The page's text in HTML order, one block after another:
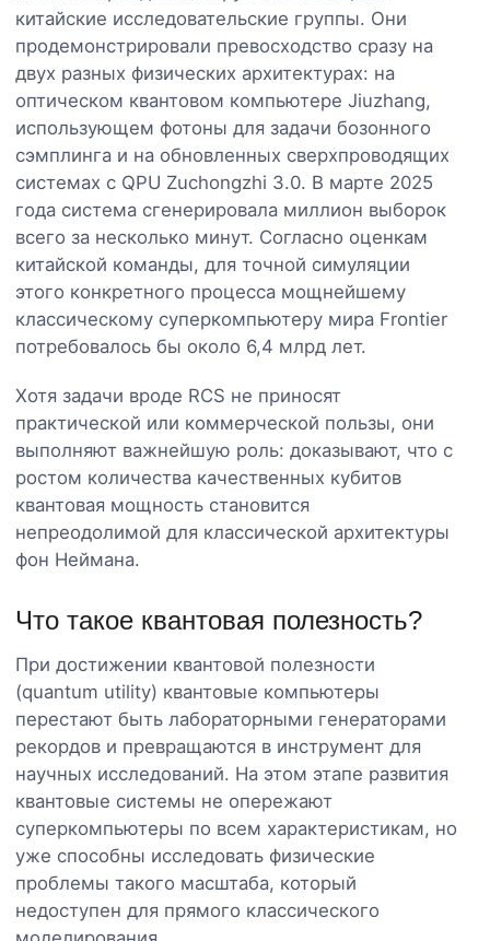
китайские исследовательские группы. Они
продемонстрировали превосходство сразу на
двух разных физических архитектурах: на
оптическом квантовом компьютере Jiuzhang,
использующем фотоны для задачи бозонного
сэмплинга и на обновленных сверхпроводящих
системах с QPU Zuchongzhi 3.0. В марте 2025
года система сгенерировала миллион выборок
всего за несколько минут. Согласно оценкам
китайской команды, для точной симуляции
этого конкретного процесса мощнейшему
классическому суперкомпьютеру мира Frontier
потребовалось бы около 6,4 млрд лет.
Хотя задачи вроде RCS не приносят
практической или коммерческой пользы, они
выполняют важнейшую роль: доказывают, что с
ростом количества качественных кубитов
квантовая мощность становится
непреодолимой для классической архитектуры
фон Неймана.
Что такое квантовая полезность?
При достижении квантовой полезности
(quantum utility) квантовые компьютеры
перестают быть лабораторными генераторами
рекордов и превращаются в инструмент для
научных исследований. На этом этапе развития
квантовые системы не опережают
суперкомпьютеры по всем характеристикам, но
уже способны исследовать физические
проблемы такого масштаба, который
недоступен для прямого классического